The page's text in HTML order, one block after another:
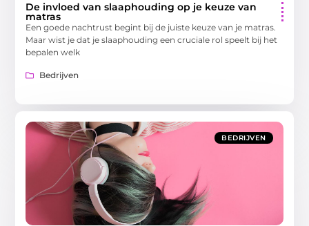
De invloed van slaaphouding op je keuze van
matras
Een goede nachtrust begint bij de juiste keuze van je matras.
Maar wist je dat je slaaphouding een cruciale rol speelt bij het
bepalen welk
Bedrijven
BEDRIJVEN